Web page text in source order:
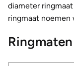
diameter ringmaat
ringmaat noemen